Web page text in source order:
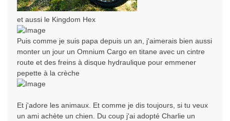
et aussi le Kingdom Hex
Puis comme je suis papa depuis un an, j'aimerais bien aussi
monter un jour un Omnium Cargo en titane avec un cintre
route et des freins à disque hydraulique pour emmener
pepette à la crèche
Et j'adore les animaux. Et comme je dis toujours, si tu veux
un ami achète un chien. Du coup j'ai adopté Charlie un